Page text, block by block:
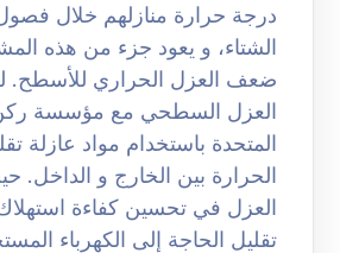
درجة حرارة منازلهم خلال
الشتاء، و يعود جزء من هذه
ضعف العزل الحراري للأسطح.
العزل السطحي مع مؤسسة ركن
المتحدة باستخدام مواد عازلة
الحرارة بين الخارج و الداخل.
العزل في تحسين كفاءة
تقليل الحاجة إلى الكهرباء